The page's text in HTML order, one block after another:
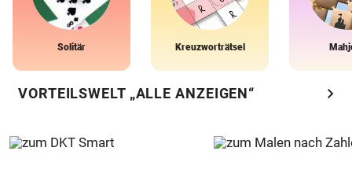
Solitär Kreuzworträtsel
VORTEILSWELT „ALLE ANZEIGEN“ chevron_right